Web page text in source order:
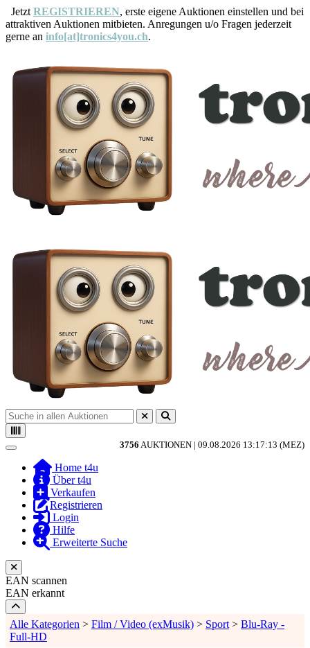
Jetzt REGISTRIEREN, erste eigene Auktionen einstellen und bei
attraktiven Auktionen mitbieten. Anregungen u/o Fragen jederzeit
gerne an info[at]tronics4you.ch.
3756 AUKTIONEN | 09.08.2026 13:17:13 (MEZ)
Toggle navigation
Home t4u
Über t4u
Verkaufen
Registrieren
Login
Hilfe
Erweiterte Suche
EAN scannen
EAN erkannt
Alle Kategorien > Film / Video (exMusik) > Sport > Blu-Ray -
Full-HD